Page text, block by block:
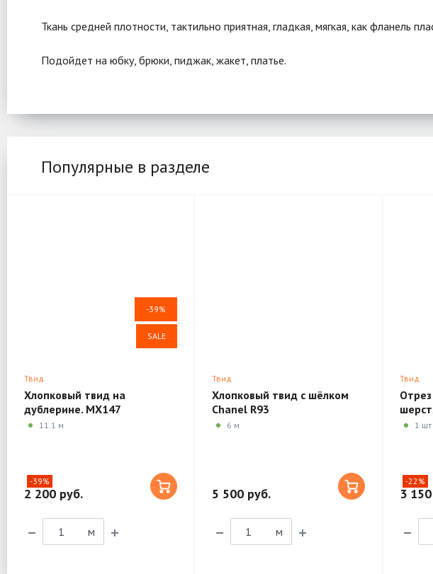
Ткань средней плотности, тактильно приятная, гладкая, мягкая, как фланель
Подойдет на юбку, брюки, пиджак, жакет, платье.
Популярные в разделе
-39%
SALE
Твид
Хлопковый твид на
дублерине. MX147
11.1 м
-39%
2 200 руб.
м
Твид
Хлопковый твид с шёлком
Chanel R93
6 м
5 500 руб.
м
Твид
G. di1 шт
-22%
3